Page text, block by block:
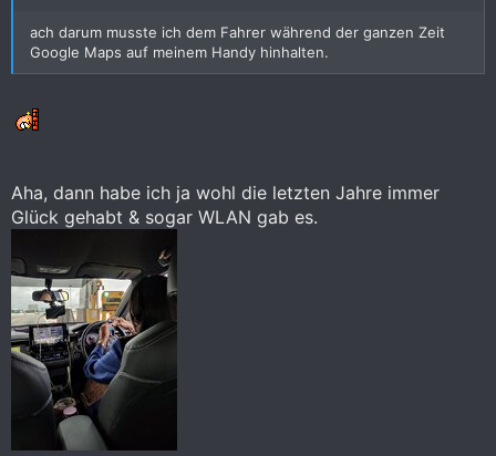
ach darum musste ich dem Fahrer während der ganzen Zeit
Google Maps auf meinem Handy hinhalten.
Aha, dann habe ich ja wohl die letzten Jahre immer
Glück gehabt & sogar WLAN gab es.